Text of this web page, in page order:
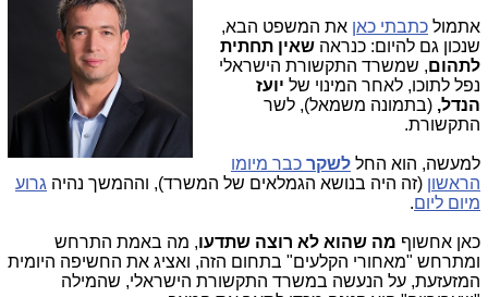
אתמול כתבתי כאן את המשפט הבא,
שנכון גם להיום: כנראה שאין תחתית
לתהום, שמשרד התקשורת הישראלי
נפל לתוכו, לאחר המינוי של יועז
הנדל, (בתמונה משמאל), לשר
התקשורת.
למעשה, הוא החל לשקר כבר מיומו
הראשון (זה היה בנושא הגמלאים של המשרד), וההמשך נהיה גרוע
מיום ליום.
כאן אחשוף מה שהוא לא רוצה שתדעו, מה באמת התרחש
ומתרחש "מאחורי הקלעים" בתחום הזה, ואציג את החשיפה היומית
המזעזעת, על הנעשה במשרד התקשורת הישראלי, שהמילה